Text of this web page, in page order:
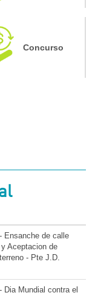
Concurso
Ensanche de calle
Aceptacion de
- Pte J.D.
Dia Mundial contra el